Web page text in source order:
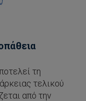
τη
τελικού
από την